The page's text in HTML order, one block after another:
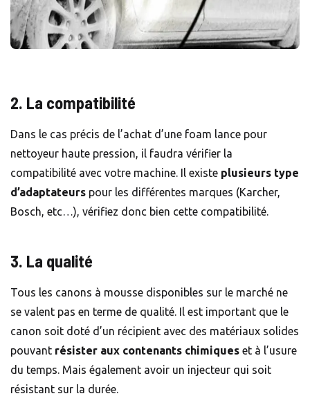
2. La compatibilité
Dans le cas précis de l’achat d’une foam lance pour
nettoyeur haute pression, il faudra vérifier la
compatibilité avec votre machine. Il existe plusieurs type
d’adaptateurs pour les différentes marques (Karcher,
Bosch, etc…), vérifiez donc bien cette compatibilité.
3. La qualité
Tous les canons à mousse disponibles sur le marché ne
se valent pas en terme de qualité. Il est important que le
canon soit doté d’un récipient avec des matériaux solides
pouvant résister aux contenants chimiques et à l’usure
du temps. Mais également avoir un injecteur qui soit
résistant sur la durée.